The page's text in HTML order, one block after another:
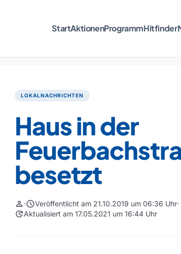
StartAktionenProgrammHitfinder
LOKALNACHRICHTEN
Haus in der
besetzt
person scheduleVeröffentlicht am 21.10.2019 um 06:36 Uhr
updateAktualisiert am 17.05.2021 um 16:44 Uhr